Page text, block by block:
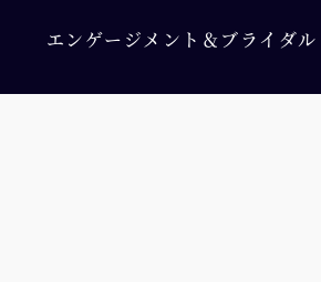
エンゲージメント＆ブライダル